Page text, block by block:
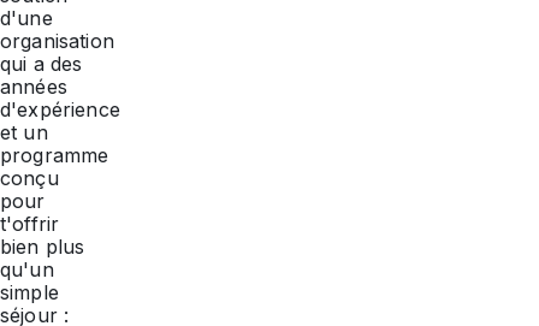
d'une
organisation
qui a des
années
d'expérience
et un
programme
conçu
pour
t'offrir
bien plus
qu'un
simple
séjour :